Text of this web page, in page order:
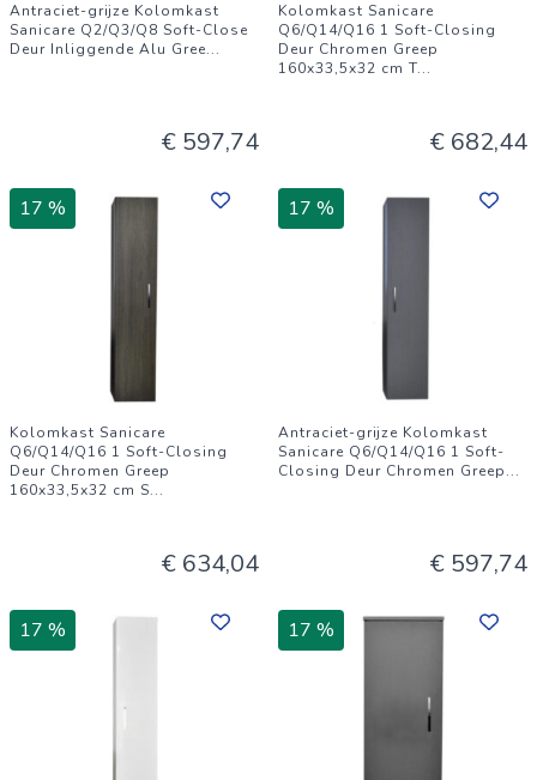
Antraciet-grijze Kolomkast
Sanicare Q2/Q3/Q8 Soft-Close
Deur Inliggende Alu Gree...
€ 597,74
Kolomkast Sanicare
Q6/Q14/Q16 1 Soft-Closing
Deur Chromen Greep
160x33,5x32 cm T...
€ 682,44
17 %
Kolomkast Sanicare
Q6/Q14/Q16 1 Soft-Closing
Deur Chromen Greep
160x33,5x32 cm S...
€ 634,04
17 %
Antraciet-grijze Kolomkast
Sanicare Q6/Q14/Q16 1 Soft-
Closing Deur Chromen Greep...
€ 597,74
17 % 17 %